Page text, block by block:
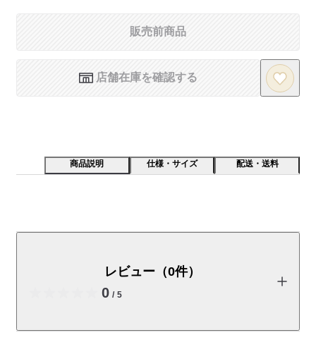
販売前商品
店舗在庫を確認する
商品説明 仕様・サイズ 配送・送料
※５月下旬発売予定です（発売日は前後する場合があります。）
販売予定商品に「お気に入り」登録をいただくと、販売を開
レビュー（0件）
0 / 5